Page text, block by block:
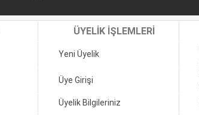
ÜYELİK İŞLEMLERİ
Yeni Üyelik
Üye Girişi
Üyelik Bilgileriniz